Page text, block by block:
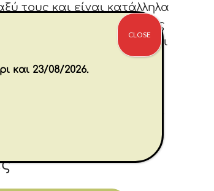
τους και είναι κατάλληλα
χεριού-ματιού, τις
Τα κομμάτια του παζλ είναι
που δεν θα σκιστεί ή θα
σόγια σε ανακυκλωμένο
παζλ είναι 68 εκ. x 50 εκ.,
των δεινοσαύρων.?
και 23/08/2026.
CLOSE